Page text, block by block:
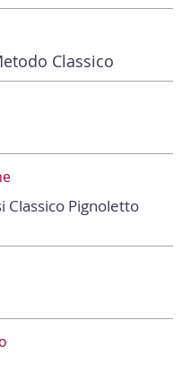
Classico
Classico Pignoletto